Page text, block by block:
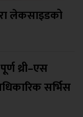
लेकसाइडको
थ्री–एस
सर्भिस